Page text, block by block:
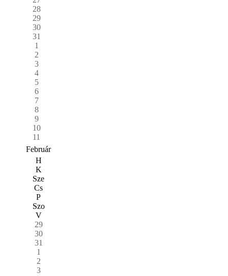
28
29
30
31
1
2
3
4
5
6
7
8
9
10
11
Február
H
K
Sze
Cs
P
Szo
V
29
30
31
1
2
3